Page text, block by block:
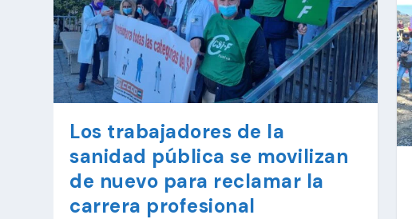
Los trabajadores de la
sanidad pública se movilizan
de nuevo para reclamar la
carrera profesional